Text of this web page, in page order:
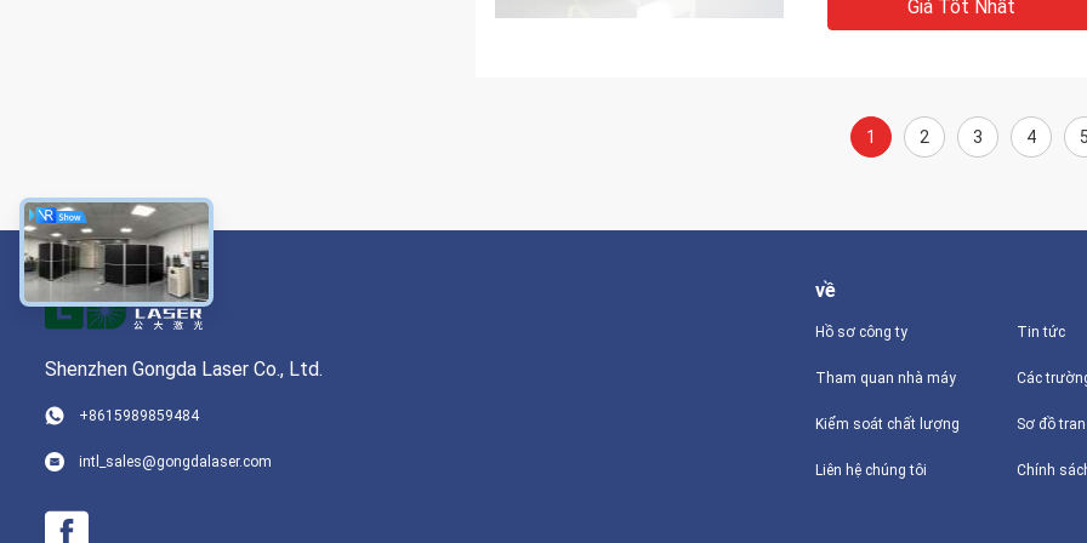
Giá Tốt Nhất
1 2 3 4
Shenzhen Gongda Laser Co., Ltd.
+8615989859484
intl_sales@gongdalaser.com
về
Hồ sơ công ty
Tham quan nhà máy
Kiểm soát chất lượng
Liên hệ chúng tôi
Tin tức
Các
Sơ đồ
Chính